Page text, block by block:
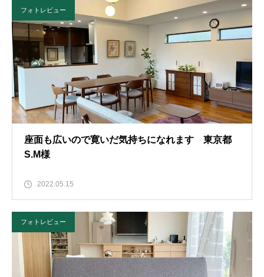
フォトレビュー
座面も広いので寛いだ気持ちになれます 東京都
S.M様
2022.05.15
フォトレビュー